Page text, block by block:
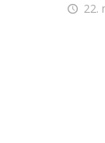
22.